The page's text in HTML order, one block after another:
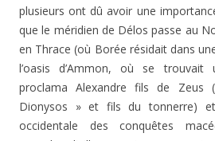
plusieurs ont dû avoir une
que le méridien de Délos passe au
en Thrace (où Borée résidait dans
l’oasis d’Ammon, où se
proclama Alexandre fils de Zeus
Dionysos » et fils du tonnerre)
occidentale des conquêtes